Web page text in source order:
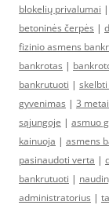
blokelių privalumai |
betoninės čerpės |
fizinio asmens
bankrotas |
bankrutuoti |
gyvenimas | 3 metai
sąjungoje | asmuo
kainuoja | asmens
pasinaudoti verta |
bankrutuoti |
administratorius |